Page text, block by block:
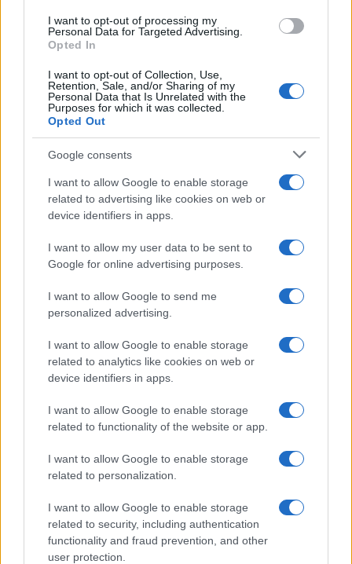
I want to opt-out of processing my
Personal Data for Targeted Advertising.
Opted In
I want to opt-out of Collection, Use,
Retention, Sale, and/or Sharing of my
Personal Data that Is Unrelated with the
Purposes for which it was collected.
Opted Out
Google consents
I want to allow Google to enable storage
related to advertising like cookies on web or
device identifiers in apps.
I want to allow my user data to be sent to
Google for online advertising purposes.
I want to allow Google to send me
personalized advertising.
I want to allow Google to enable storage
related to analytics like cookies on web or
device identifiers in apps.
I want to allow Google to enable storage
related to functionality of the website or app.
I want to allow Google to enable storage
related to personalization.
I want to allow Google to enable storage
related to security, including authentication
functionality and fraud prevention, and other
user protection.
LER MAIS
CDTF2 Smart,
LER MAIS
CDTF2 Max,
LER MAIS
ILX
LER MAIS
ILS, ILD
Fale connosco